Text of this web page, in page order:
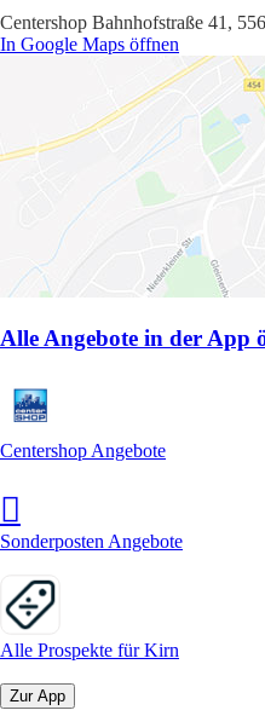
Centershop Bahnhofstraße 41,
In Google Maps öffnen
Alle Angebote in der App
Centershop Angebote
Sonderposten Angebote
Alle Prospekte für Kirn
Zur App